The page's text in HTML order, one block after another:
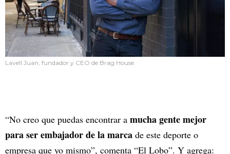
Lavell Juan, fundador y CEO de Brag House.
“No creo que puedas encontrar a mucha gente mejor
para ser embajador de la marca de este deporte o
empresa que yo mismo”, comenta “El Lobo”. Y agrega: